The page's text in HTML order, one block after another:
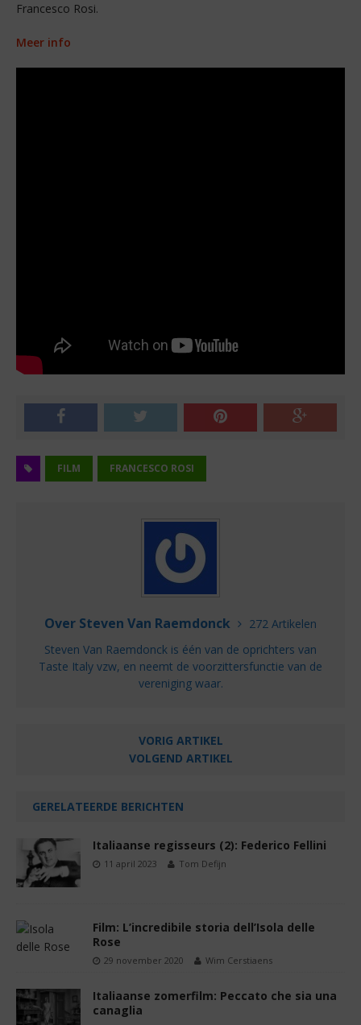
Francesco Rosi.
Meer info
FILM FRANCESCO ROSI
Over Steven Van Raemdonck
272 Artikelen
Steven Van Raemdonck is één van de oprichters van
Taste Italy vzw, en neemt de voorzittersfunctie van de
vereniging waar.
VORIG ARTIKEL
VOLGEND ARTIKEL
GERELATEERDE BERICHTEN
Italiaanse regisseurs (2): Federico Fellini
11 april 2023 Tom Defijn
Film: L’incredibile storia dell’Isola delle
Rose
29 november 2020 Wim Cerstiaens
Italiaanse zomerfilm: Peccato che sia una
canaglia